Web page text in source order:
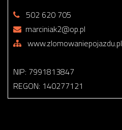
502 620 705
marciniak2@op.pl
www.zlomowaniepojazdu.pl
NIP: 7991813847
REGON: 140277121